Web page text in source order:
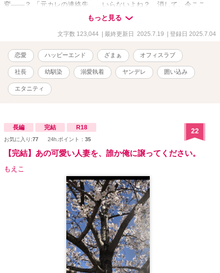
変――？ 「元カレの連絡先……いらないよね？ 消して。今ここ
で」 「僕をこんな風にしたのは……しーちゃんだよ」 爽やかな顔を
しているけど、中身は激重執着ヤンデレ化しており、あらゆる手を
使ってヒロインを囲い込もうとする年下ヤバヒーローと、お仕事に
もっと見る
文字数 123,044 | 最終更新日 2025.7.19 | 登録日 2025.7.04
恋愛 ハッピーエンド ざまぁ オフィスラブ
社長 幼馴染 溺愛執着 ヤンデレ 囲い込み
エタニティ
長編 完結 R18
お気に入り:77 24h.ポイント： 35
22
【完結】あの可愛い人妻を、誰か俺に譲ってください。
もえこ